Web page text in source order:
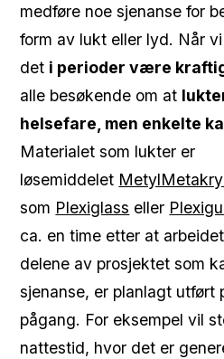
medføre noe sjenanse for
form av lukt eller lyd. Når
det i perioder være
alle besøkende om at
helsefare, men enkelte
Materialet som lukter er
løsemiddelet
som Plexiglass eller
ca. en time etter at
delene av prosjektet som
sjenanse, er planlagt utført
pågang. For eksempel vil
nattestid, hvor det er